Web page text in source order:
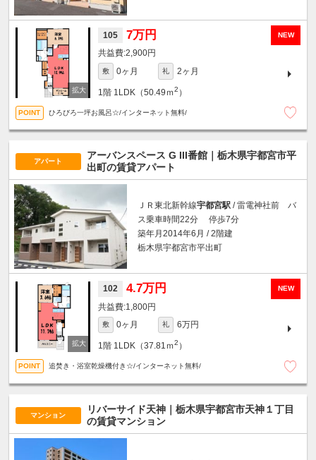
NEW
105 7万円
2,900円
敷 0ヶ月 礼 2ヶ月
1階 1LDK（50.49ｍ2 ）
ひろびろ一坪お風呂☆/インターネット無料/
アパート
アーバンスペース G III番館｜栃木県宇都宮市平
出町の賃貸アパート
ＪＲ東北新幹線宇都宮駅 / 雷電神社前 バ
ス乗車時間22分 停歩7分
築年月2014年6月 / 2階建
栃木県宇都宮市平出町
NEW
102 4.7万円
1,800円
敷 0ヶ月 礼 6万円
1階 1LDK（37.81ｍ2 ）
追焚き・浴室乾燥機付き☆/インターネット無料/
マンション
リバーサイド天神｜栃木県宇都宮市天神１丁目
の賃貸マンション